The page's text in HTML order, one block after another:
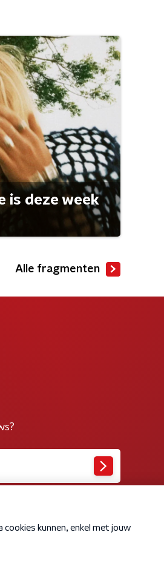
is deze week
Alle fragmenten